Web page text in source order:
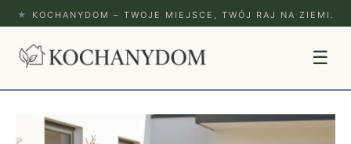
★ KOCHANYDOM – TWOJE MIEJSCE, TWÓJ RAJ NA ZIEMI.
☰